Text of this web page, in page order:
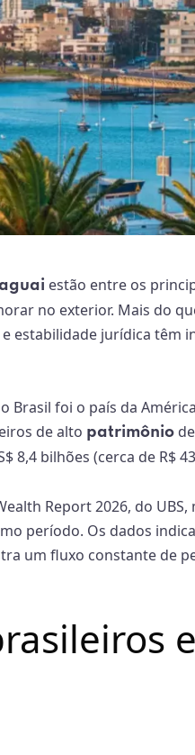
estão entre os
no exterior. Mais do
estabilidade jurídica têm
Brasil foi o país da
de alto patrimônio
8,4 bilhões (cerca de R$
Report 2026, do
período. Os dados
um fluxo constante de